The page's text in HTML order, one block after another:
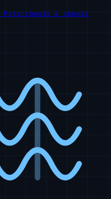
Petrochemie & chemie